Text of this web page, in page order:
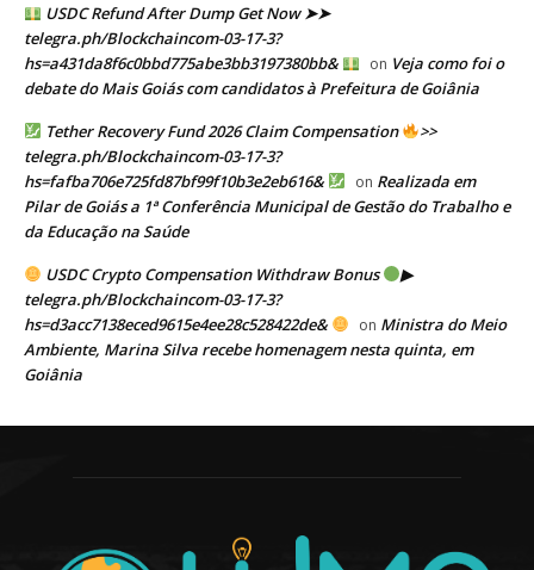
USDC Refund After Dump Get Now ➤➤
telegra.ph/Blockchaincom-03-17-3?
hs=a431da8f6c0bbd775abe3bb3197380bb&
on Veja como foi o
debate do Mais Goiás com candidatos à Prefeitura de Goiânia
Tether Recovery Fund 2026 Claim Compensation
>>
telegra.ph/Blockchaincom-03-17-3?
hs=fafba706e725fd87bf99f10b3e2eb616&
on Realizada em
Pilar de Goiás a 1ª Conferência Municipal de Gestão do Trabalho e
da Educação na Saúde
USDC Crypto Compensation Withdraw Bonus
▶
telegra.ph/Blockchaincom-03-17-3?
hs=d3acc7138eced9615e4ee28c528422de&
on Ministra do Meio
Ambiente, Marina Silva recebe homenagem nesta quinta, em
Goiânia